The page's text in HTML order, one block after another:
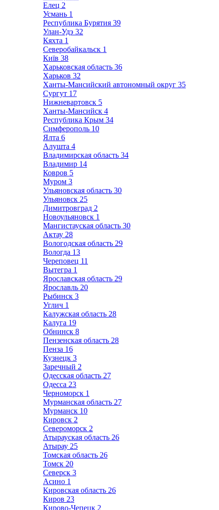
Елец 2
Усмань 1
Республика Бурятия 39
Улан-Удэ 32
Кяхта 1
Северобайкальск 1
Київ 38
Харьковская область 36
Харьков 32
Ханты-Мансийский автономный округ 35
Сургут 17
Нижневартовск 5
Ханты-Мансийск 4
Республика Крым 34
Симферополь 10
Ялта 6
Алушта 4
Владимирская область 34
Владимир 14
Ковров 5
Муром 3
Ульяновская область 30
Ульяновск 25
Димитровград 2
Новоульяновск 1
Мангистауская область 30
Актау 28
Вологодская область 29
Вологда 13
Череповец 11
Вытегра 1
Ярославская область 29
Ярославль 20
Рыбинск 3
Углич 1
Калужская область 28
Калуга 19
Обнинск 8
Пензенская область 28
Пенза 16
Кузнецк 3
Заречный 2
Одесская область 27
Одесса 23
Черноморск 1
Мурманская область 27
Мурманск 10
Кировск 2
Североморск 2
Атырауская область 26
Атырау 25
Томская область 26
Томск 20
Северск 3
Асино 1
Кировская область 26
Киров 23
Кирово-Чепецк 2